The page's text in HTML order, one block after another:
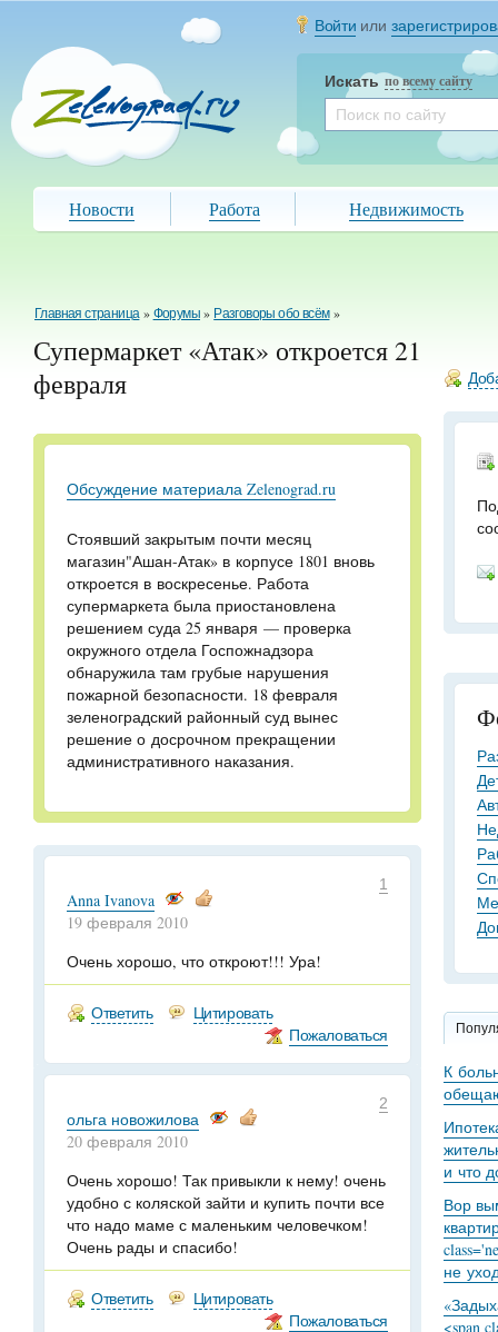
Войти или
Искать по всему сайту
Новости Работа Недвижимость
Главная страница »Форумы» Разговоры обо всём »
Супермаркет «Атак» откроется 21
февраля
Обсуждение материала Zelenograd.ru
Стоявший закрытым почти месяц
магазин"Ашан-Атак» в корпусе 1801 вновь
откроется в воскресенье. Работа
супермаркета была приостановлена
решением суда 25 января — проверка
окружного отдела Госпожнадзора
обнаружила там грубые нарушения
пожарной безопасности. 18 февраля
зеленоградский районный суд вынес
решение о досрочном прекращении
административного наказания.
1
Anna Ivanova
19 февраля 2010
Очень хорошо, что откроют!!! Ура!
Ответить
Цитировать
Пожаловаться
2
ольга новожилова
20 февраля 2010
Очень хорошо! Так привыкли к нему! очень
удобно с коляской зайти и купить почти все
что надо маме с маленьким человечком!
Очень рады и спасибо!
Ответить
Цитировать
Пожаловаться
К
и что
Вор
не
<span